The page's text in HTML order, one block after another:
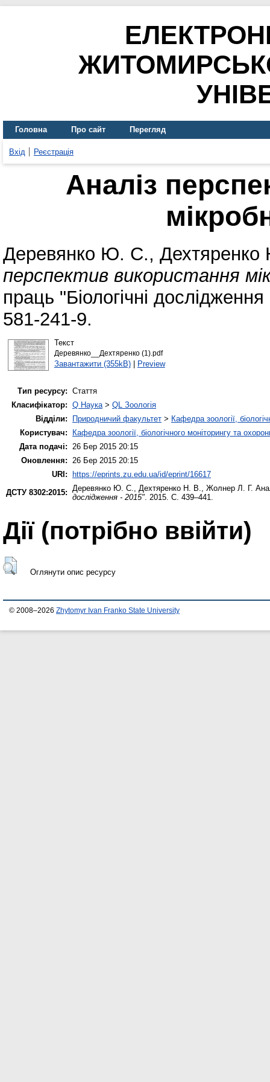
Головна Про сайт Перегляд
Вхід Реєстрація
Аналіз
Деревянко Ю. С., Дехтяренко
перспектив використання
праць "Біологічні
581-241-9.
Текст
Деревянко__Дехтяренко (1).pdf
Завантажити (355kB)| Preview
Тип ресурсу: Стаття
Класифікатор: Q Наука> QL Зоологія
Відділи:
Природничий факультет > Кафедра зоології,
Користувач:
Кафедра зоології, біологічного моніторингу та
Дата подачі: 26 Бер 2015 20:15
Оновлення: 26 Бер 2015 20:15
URI:
https://eprints.zu.edu.ua/id/eprint/16617
ДСТУ 8302:2015: Деревянко Ю. С., Дехтяренко Н. В., Жолнер Л. Г.
дослідження - 2015". 2015. С. 439–441.
Дії ​​(потрібно ввійти)
Оглянути опис ресурсу
© 2008–2026 Zhytomyr Ivan Franko State University